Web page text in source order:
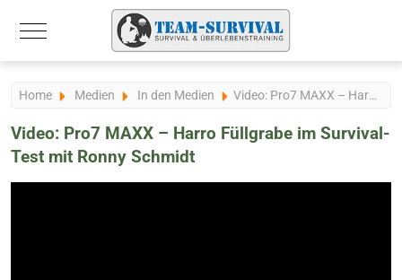
Mobile Menu Toggle
Home Medien In den Medien Video: Pro7 MAXX – Harro Füllgrabe im Survival-Test mit Ronny Schmidt
Video: Pro7 MAXX – Harro Füllgrabe im Survival-
Test mit Ronny Schmidt